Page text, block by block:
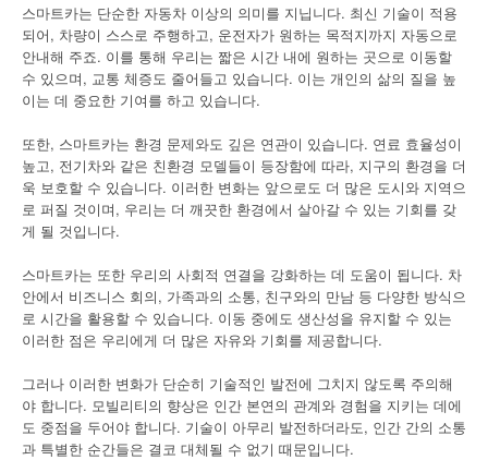
스마트카는 단순한 자동차 이상의 의미를 지닙니다. 최신 기술이 적용
되어, 차량이 스스로 주행하고, 운전자가 원하는 목적지까지 자동으로
안내해 주죠. 이를 통해 우리는 짧은 시간 내에 원하는 곳으로 이동할
수 있으며, 교통 체증도 줄어들고 있습니다. 이는 개인의 삶의 질을 높
이는 데 중요한 기여를 하고 있습니다.
또한, 스마트카는 환경 문제와도 깊은 연관이 있습니다. 연료 효율성이
높고, 전기차와 같은 친환경 모델들이 등장함에 따라, 지구의 환경을 더
욱 보호할 수 있습니다. 이러한 변화는 앞으로도 더 많은 도시와 지역으
로 퍼질 것이며, 우리는 더 깨끗한 환경에서 살아갈 수 있는 기회를 갖
게 될 것입니다.
스마트카는 또한 우리의 사회적 연결을 강화하는 데 도움이 됩니다. 차
안에서 비즈니스 회의, 가족과의 소통, 친구와의 만남 등 다양한 방식으
로 시간을 활용할 수 있습니다. 이동 중에도 생산성을 유지할 수 있는
이러한 점은 우리에게 더 많은 자유와 기회를 제공합니다.
그러나 이러한 변화가 단순히 기술적인 발전에 그치지 않도록 주의해
야 합니다. 모빌리티의 향상은 인간 본연의 관계와 경험을 지키는 데에
도 중점을 두어야 합니다. 기술이 아무리 발전하더라도, 인간 간의 소통
과 특별한 순간들은 결코 대체될 수 없기 때문입니다.